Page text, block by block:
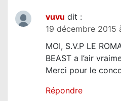
vuvu dit :
19 décembre 2015
MOI, S.V.P LE
BEAST a l’air
Merci pour le
Répondre